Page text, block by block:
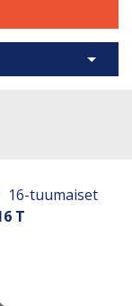
Avaa
16-tuumaiset
T